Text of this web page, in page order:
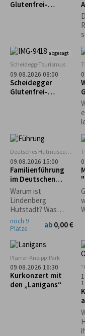
Glutenfrei-
abgesagt
Scheidegg-Tourismus
09.08.2026 08:00
Scheidegger
Glutenfrei-
"Guni´s Panificio"
Deutsches Hutmuseum,
Lindenberg
09.08.2026 15:00
Familienführung
im Deutschen
Hutmuseum
Warum ist
Lindenberg
Hutstadt? Was
haben denn
Pferdehändler
wie entstehen
Strohhüte? Warum
gibt es einen
Haifisch im
Museum?
noch 9
Plätze
ab 0,00 €
Pfarrer-Kneipp-Park
09.08.2026 16:30
Kurkonzert mit
den „Lanigans“